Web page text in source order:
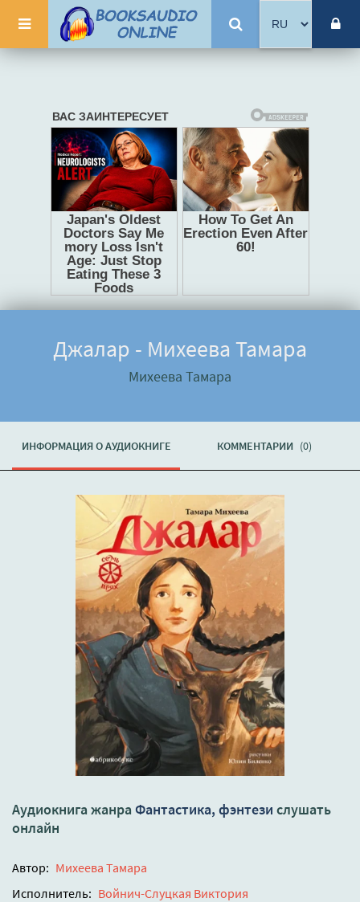
Джалар - Михеева Тамара
Михеева Тамара
ИНФОРМАЦИЯ О АУДИОКНИГЕ КОММЕНТАРИИ (0)
Аудиокнига жанра Фантастика, фэнтези слушать
онлайн
Автор: Михеева Тамара
Исполнитель: Войнич-Слуцкая Виктория